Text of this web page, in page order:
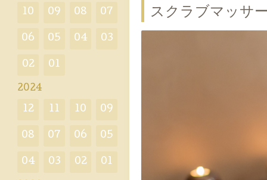
スクラブマッサ
10 09 08 07
06 05 04 03
02 01
2024
12 11 10 09
08 07 06 05
04 03 02 01